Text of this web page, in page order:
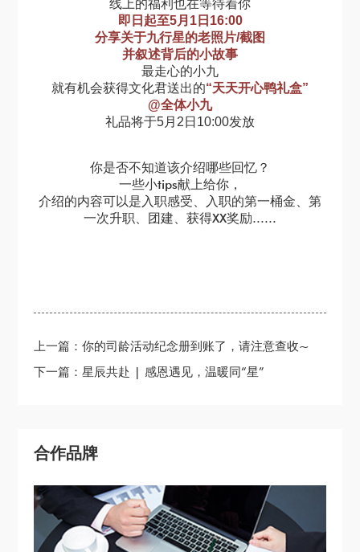
线上的福利也在等待着你
即日起至5月1日16:00
分享关于九行星的老照片/截图
并叙述背后的小故事
最走心的小九
就有机会获得文化君送出的“天天开心鸭礼盒”
@全体小九
礼品将于5月2日10:00发放
你是否不知道该介绍哪些回忆？
一些小tips献上给你，
介绍的内容可以是入职感受、入职的第一桶金、第
一次升职、团建、获得XX奖励......
上一篇：你的司龄活动纪念册到账了，请注意查收~
下一篇：星辰共赴 | 感恩遇见，温暖同“星”
合作品牌